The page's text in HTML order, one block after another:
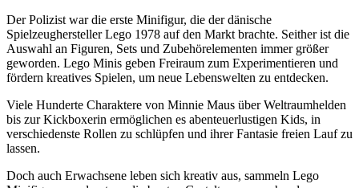
Der Polizist war die erste Minifigur, die der dänische
Spielzeughersteller Lego 1978 auf den Markt brachte. Seither ist die
Auswahl an Figuren, Sets und Zubehörelementen immer größer
geworden. Lego Minis geben Freiraum zum Experimentieren und
fördern kreatives Spielen, um neue Lebenswelten zu entdecken.
Viele Hunderte Charaktere von Minnie Maus über Weltraumhelden
bis zur Kickboxerin ermöglichen es abenteuerlustigen Kids, in
verschiedenste Rollen zu schlüpfen und ihrer Fantasie freien Lauf zu
lassen.
Doch auch Erwachsene leben sich kreativ aus, sammeln Lego